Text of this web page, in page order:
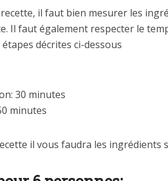
il faut bien mesurer les
Il faut également respecter le
décrites ci-dessous
30 minutes
minutes
il vous faudra les ingrédients